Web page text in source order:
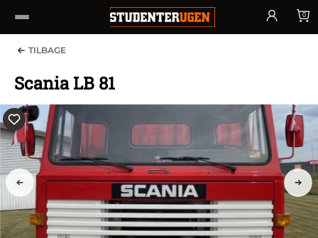
0
TILBAGE
Scania LB 81
PREV